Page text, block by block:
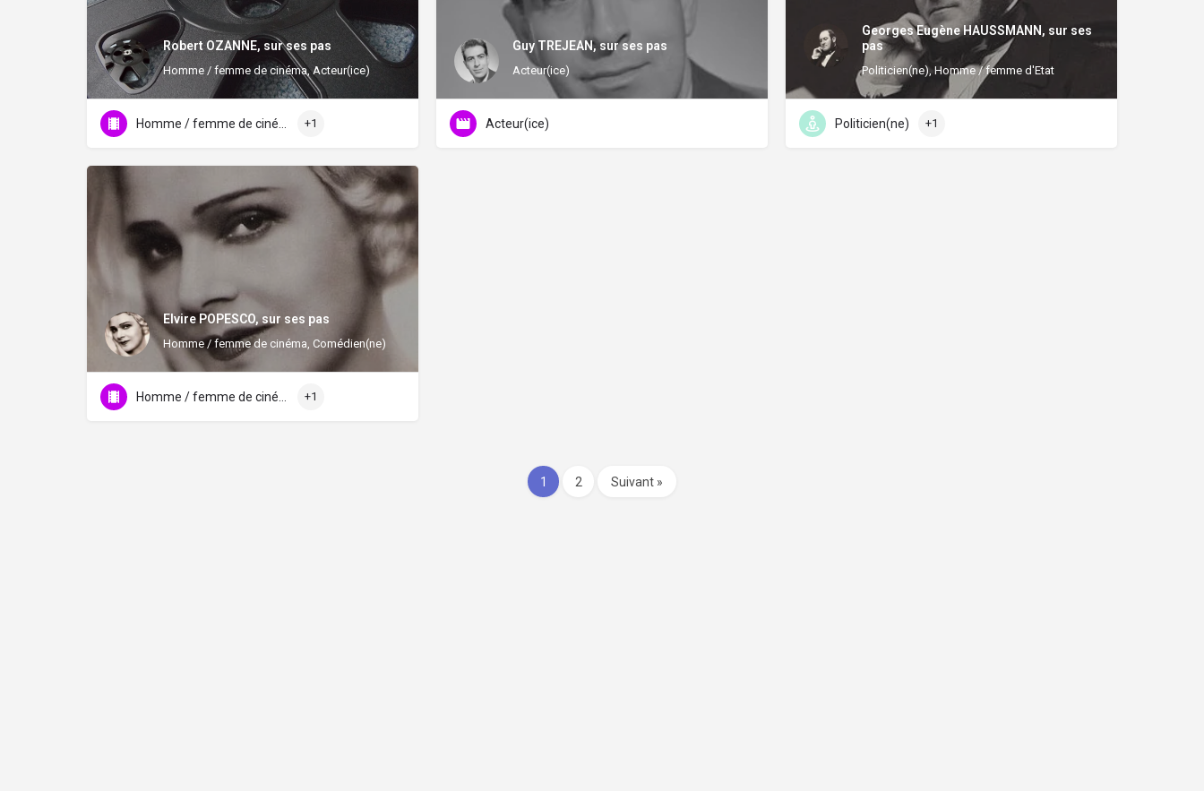
Robert OZANNE, sur ses pas
Homme / femme de cinéma, Acteur(ice)
+1
Guy TREJEAN, sur ses pas
Acteur(ice)
Acteur(ice)
Georges Eugène HAUSSMANN, sur ses
pas
Politicien(ne), Homme / femme d'Etat
Politicien(ne) +1
Elvire POPESCO, sur ses pas
Homme / femme de cinéma, Comédien(ne)
+1
1 2 Suivant »